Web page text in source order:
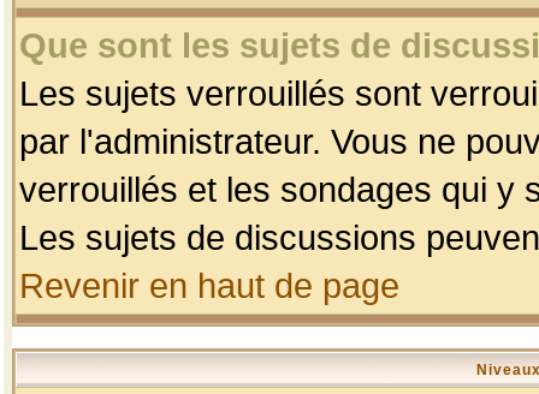
Que sont les sujets de
Les sujets verrouillés sont
par l'administrateur. Vous ne
verrouillés et les sondages qui y
Les sujets de discussions
Revenir en haut de page